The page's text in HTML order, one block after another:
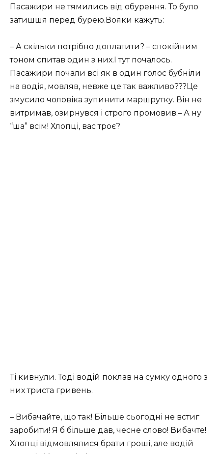
Пасажири не тямились від обурення. То було
затишшя перед бурею.Вояки кажуть:
– А скільки потрібно доплатити? – спокійним
тоном спитав один з них.І тут почалось.
Пасажири почали всі як в один голос бубніли
на водія, мовляв, невже це так важливо???Це
змусило чоловіка зупинити маршрутку. Він не
витримав, озирнувся і строго промовив:– А ну
“ша” всім! Хлопці, вас троє?
Ті кивнули. Тоді водій поклав на сумку одного з
них триста гривень.
– Вибачайте, що так! Більше сьогодні не встиг
заробити! Я б більше дав, чесне слово! Вибачте!
Хлопці відмовлялися брати гроші, але водій